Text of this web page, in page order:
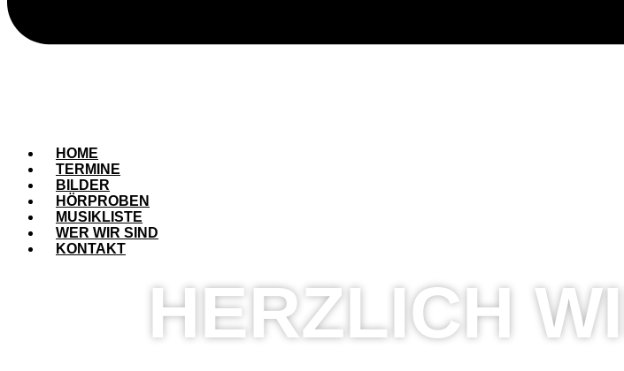
HOME
TERMINE
BILDER
HÖRPROBEN
MUSIKLISTE
WER WIR SIND
KONTAKT
HERZLICH